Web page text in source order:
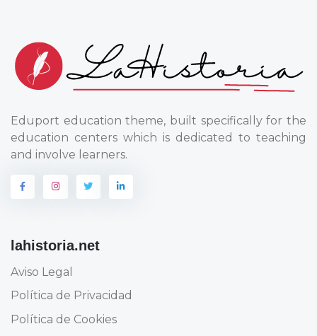
Eduport education theme, built specifically for the
education centers which is dedicated to teaching
and involve learners.
lahistoria.net
Aviso Legal
Política de Privacidad
Política de Cookies